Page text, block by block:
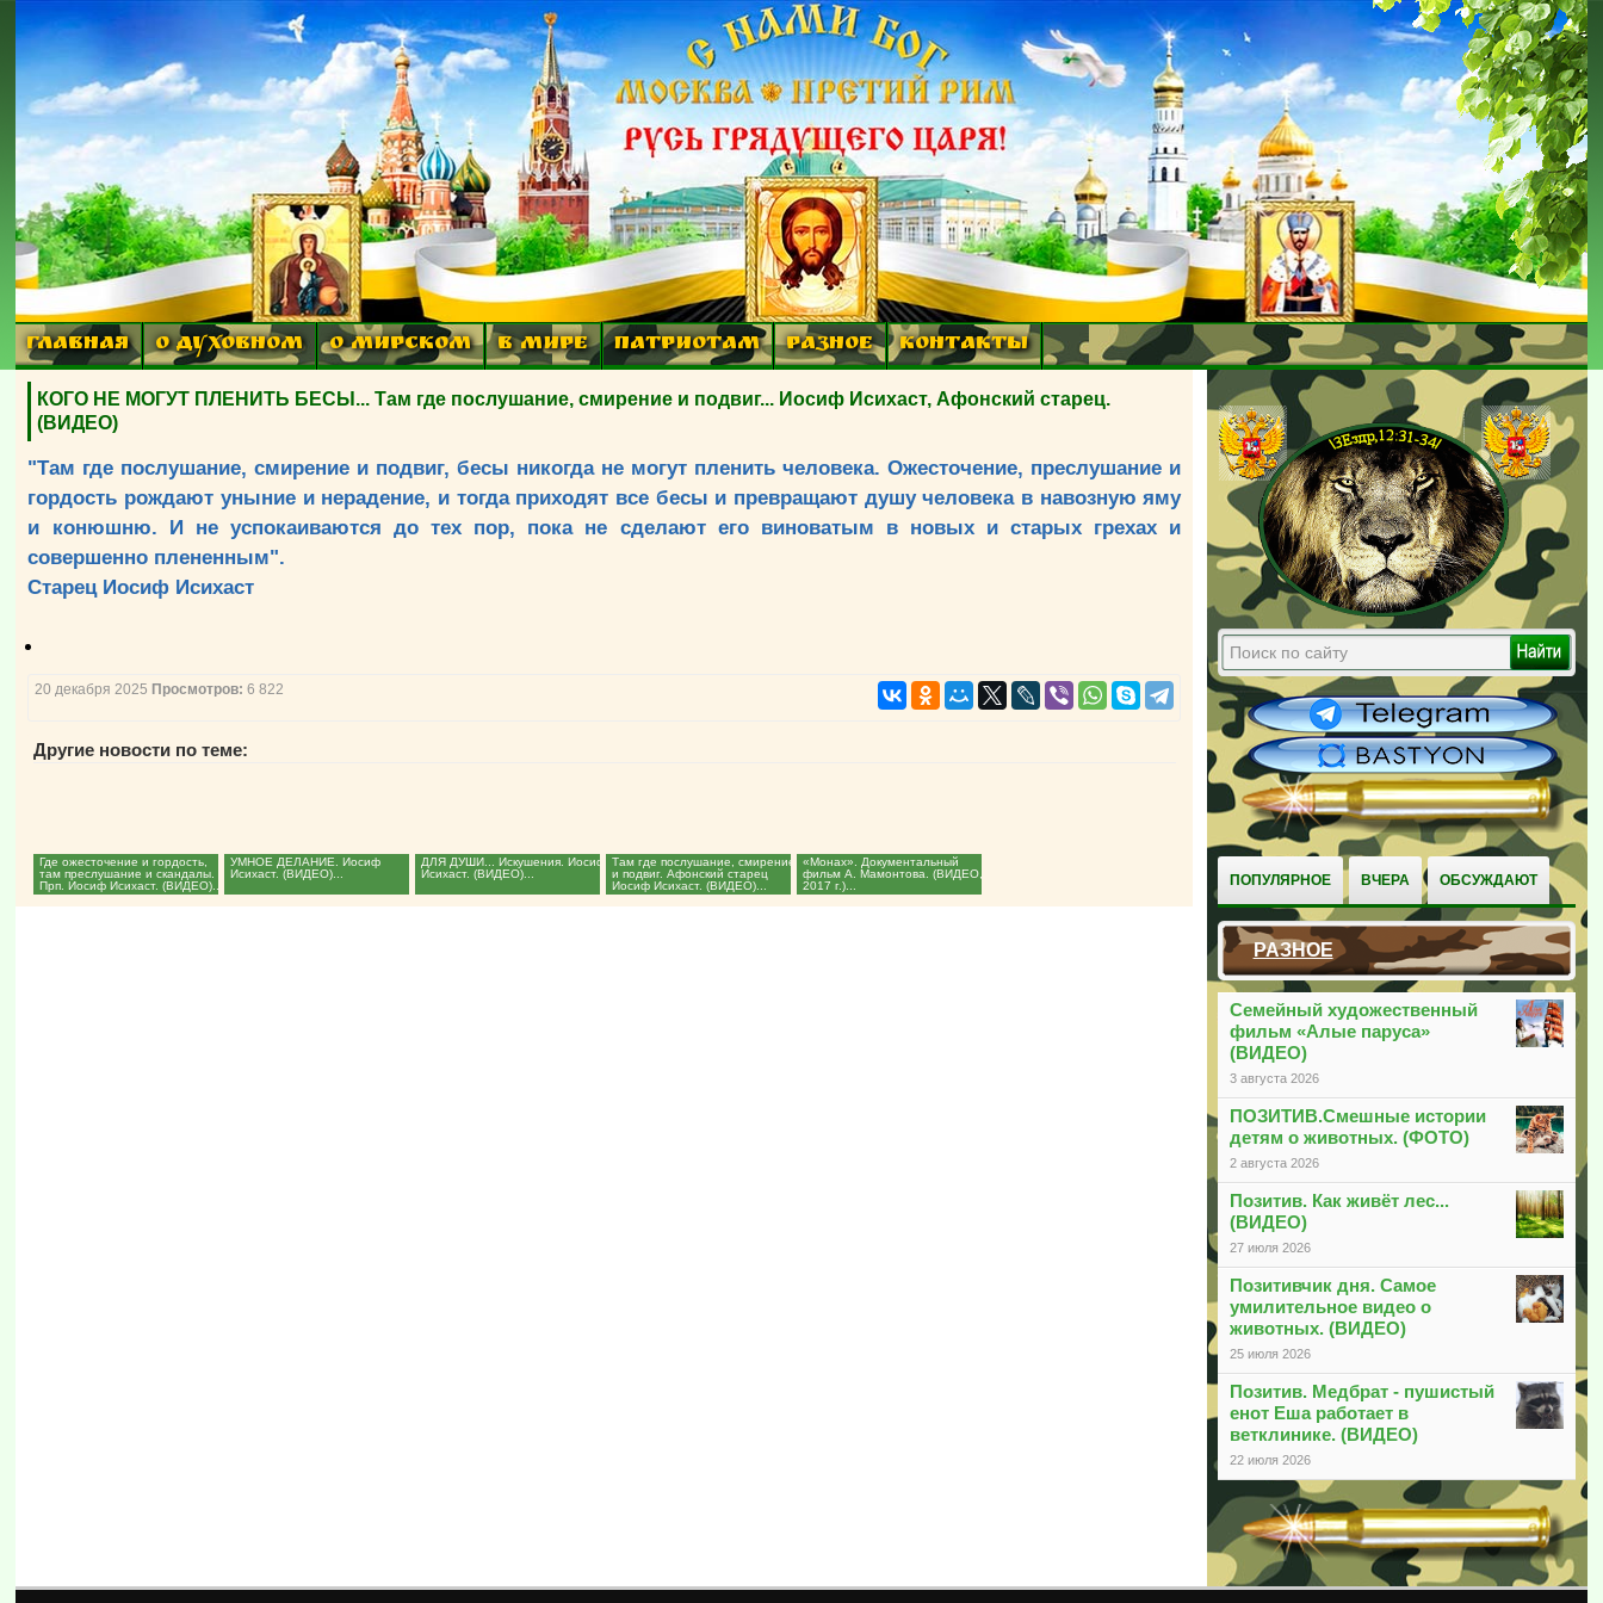
ГЛАВНАЯ О ДУХОВНОМ О МИРСКОМ В МИРЕ ПАТРИОТАМ РАЗНОЕ КОНТАКТЫ
ПОПУЛЯРНОЕ ВЧЕРА ОБСУЖДАЮТ
РАЗНОЕ
Семейный художественный
фильм «Алые паруса»
(ВИДЕО)
3 августа 2026
ПОЗИТИВ.Смешные истории
детям о животных. (ФОТО)
2 августа 2026
Позитив. Как живёт лес...
(ВИДЕО)
27 июля 2026
Позитивчик дня. Самое
умилительное видео о
животных. (ВИДЕО)
25 июля 2026
Позитив. Медбрат - пушистый
енот Еша работает в
ветклинике. (ВИДЕО)
22 июля 2026
КОГО НЕ МОГУТ ПЛЕНИТЬ БЕСЫ... Там где послушание, смирение и подвиг... Иосиф Исихаст, Афонский старец.
(ВИДЕО)
"Там где послушание, смирение и подвиг, бесы никогда не могут пленить человека. Ожесточение, преслушание и
гордость рождают уныние и нерадение, и тогда приходят все бесы и превращают душу человека в навозную яму
и конюшню. И не успокаиваются до тех пор, пока не сделают его виноватым в новых и старых грехах и
совершенно плененным".
Cтарец Иосиф Исихаст
20 декабря 2025 Просмотров: 6 822
Другие новости по теме:
Где ожесточение и гордость,
там преслушание и скандалы.
Прп. Иосиф Исихаст. (ВИДЕО)...
УМНОЕ ДЕЛАНИЕ. Иосиф
Исихаст. (ВИДЕО)...
ДЛЯ ДУШИ... Искушения. Иосиф
Исихаст. (ВИДЕО)...
Там где послушание, смирение
и подвиг. Афонский старец
Иосиф Исихаст. (ВИДЕО)...
«Монах». Документальный
фильм А. Мамонтова. (ВИДЕО,
2017 г.)...